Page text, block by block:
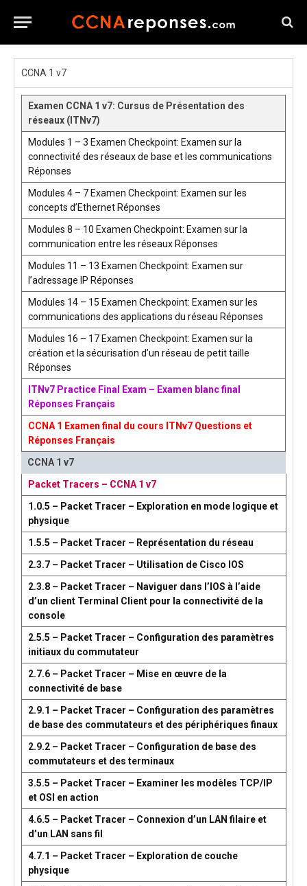
CCNA 1 v7
Examen CCNA 1 v7: Cursus de Présentation des
réseaux (ITNv7)
Modules 1 – 3 Examen Checkpoint: Examen sur la
connectivité des réseaux de base et les communications
Réponses
Modules 4 – 7 Examen Checkpoint: Examen sur les
concepts d’Ethernet Réponses
Modules 8 – 10 Examen Checkpoint: Examen sur la
communication entre les réseaux Réponses
Modules 11 – 13 Examen Checkpoint: Examen sur
l’adressage IP Réponses
Modules 14 – 15 Examen Checkpoint: Examen sur les
communications des applications du réseau Réponses
Modules 16 – 17 Examen Checkpoint: Examen sur la
création et la sécurisation d’un réseau de petit taille
Réponses
ITNv7 Practice Final Exam – Examen blanc final
Réponses Français
CCNA 1 Examen final du cours ITNv7 Questions et
Réponses Français
CCNA 1 v7
Packet Tracers – CCNA 1 v7
1.0.5 – Packet Tracer – Exploration en mode logique et
physique
1.5.5 – Packet Tracer – Représentation du réseau
2.3.7 – Packet Tracer – Utilisation de Cisco IOS
2.3.8 – Packet Tracer – Naviguer dans l’IOS à l’aide
d’un client Terminal Client pour la connectivité de la
console
2.5.5 – Packet Tracer – Configuration des paramètres
initiaux du commutateur
2.7.6 – Packet Tracer – Mise en œuvre de la
connectivité de base
2.9.1 – Packet Tracer – Configuration des paramètres
de base des commutateurs et des périphériques finaux
2.9.2 – Packet Tracer – Configuration de base des
commutateurs et des terminaux
3.5.5 – Packet Tracer – Examiner les modèles TCP/IP
et OSI en action
4.6.5 – Packet Tracer – Connexion d’un LAN filaire et
d’un LAN sans fil
4.7.1 – Packet Tracer – Exploration de couche
physique